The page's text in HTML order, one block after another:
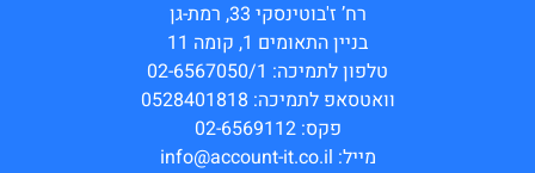
רח’ ז'בוטינסקי 33, רמת-גן
בניין התאומים 1, קומה 11
טלפון לתמיכה: 02-6567050/1
וואטסאפ לתמיכה: 0528401818
פקס: 02-6569112
מייל: info@account-it.co.il